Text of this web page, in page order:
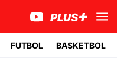
FUTBOL BASKETBOL